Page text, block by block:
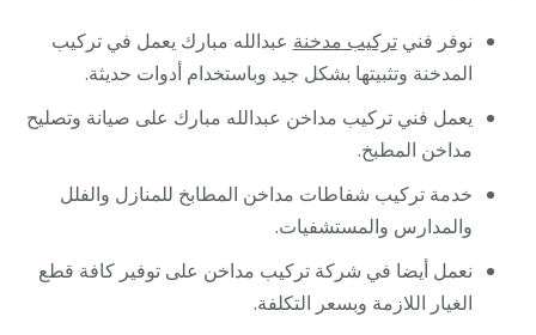
نوفر فنيتركيب مدخنة عبدالله مبارك يعمل في تركيب
المدخنة وتثبيتها بشكل جيد وباستخدام أدوات حديثة.
يعمل فني تركيب مداخن عبدالله مبارك على صيانة وتصليح
مداخن المطبخ.
خدمة تركيب شفاطات مداخن المطابخ للمنازل والفلل
والمدارس والمستشفيات.
نعمل أيضا في شركة تركيب مداخن على توفير كافة قطع
الغيار اللازمة وبسعر التكلفة.